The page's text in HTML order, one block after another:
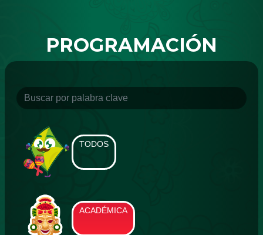
PROGRAMACIÓN
TODOS
ACADÉMICA